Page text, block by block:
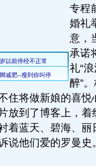
专程
婚礼
意，
承诺
礼“
醉”
住将做新娘的喜悦
放到了博客上，着
着蓝天、碧海、丽
说他们爱的罗曼史